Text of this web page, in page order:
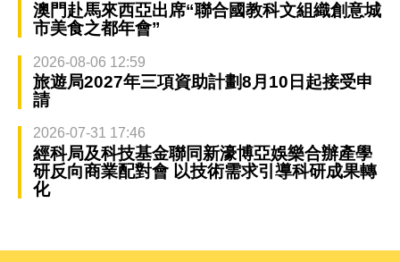
澳門赴馬來西亞出席“聯合國教科文組織創意城
市美食之都年會”
2026-08-06 12:59
旅遊局2027年三項資助計劃8月10日起接受申
請
2026-07-31 17:46
經科局及科技基金聯同新濠博亞娛樂合辦產學
研反向商業配對會 以技術需求引導科研成果轉
化